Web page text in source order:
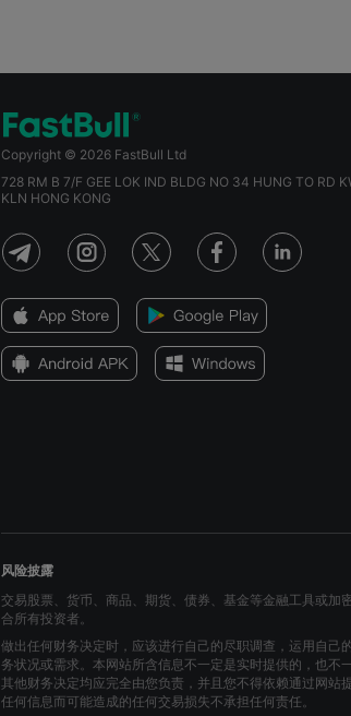
Copyright © 2026 FastBull Ltd
728 RM B 7/F GEE LOK IND BLDG NO 34 HUNG TO RD
KLN HONG KONG
风险披露
交易股票、货币、商品、期货、债券、基金等金融工具或
合所有投资者。
做出任何财务决定时，应该进行自己的尽职调查，运用自
务状况或需求。本网站所含信息不一定是实时提供的，也
其他财务决定均应完全由您负责，并且您不得依赖通过网
任何信息而可能造成的任何交易损失不承担任何责任。